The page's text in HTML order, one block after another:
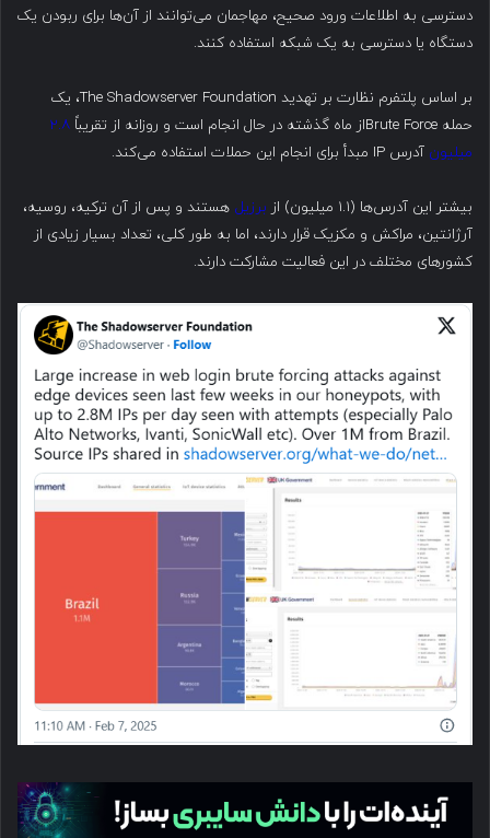
دسترسی به اطلاعات ورود صحیح، مهاجمان می‌توانند از آن‌ها برای ربودن یک
دستگاه یا دسترسی به یک شبکه استفاده کنند.
بر اساس پلتفرم نظارت بر تهدید The Shadowserver Foundation، یک
حمله Brute Forceاز ماه گذشته در حال انجام است و روزانه از تقریباً
۲.۸
میلیون آدرس IP مبدأ برای انجام این حملات استفاده می‌کند.
بیشتر این آدرس‌ها (۱.۱ میلیون) از برزیل هستند و پس از آن ترکیه، روسیه،
آرژانتین، مراکش و مکزیک قرار دارند، اما به طور کلی، تعداد بسیار زیادی از
کشورهای مختلف در این فعالیت مشارکت دارند.